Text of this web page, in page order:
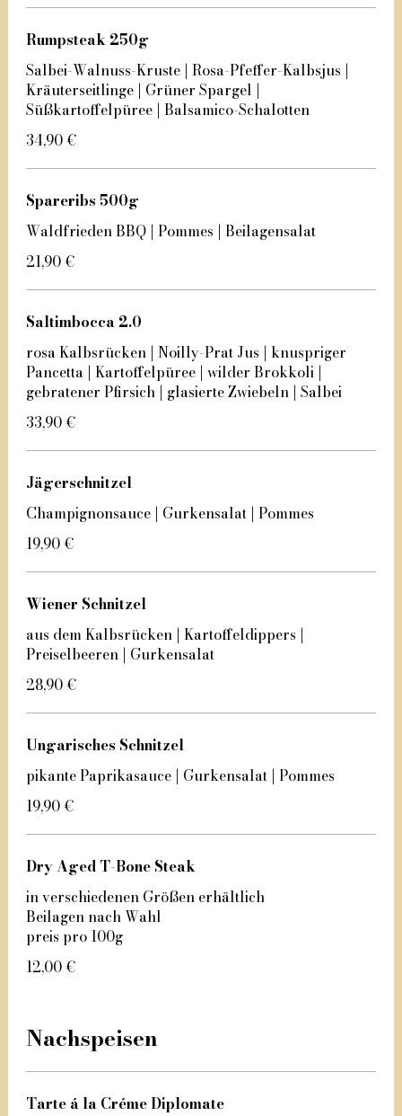
Rumpsteak 250g
Salbei-Walnuss-Kruste | Rosa-Pfeffer-Kalbsjus |
Kräuterseitlinge | Grüner Spargel |
Süßkartoffelpüree | Balsamico-Schalotten
34,90 €
Spareribs 500g
Waldfrieden BBQ | Pommes | Beilagensalat
21,90 €
Saltimbocca 2.0
rosa Kalbsrücken | Noilly-Prat Jus | knuspriger
Pancetta | Kartoffelpüree | wilder Brokkoli |
gebratener Pfirsich | glasierte Zwiebeln | Salbei
33,90 €
Jägerschnitzel
Champignonsauce | Gurkensalat | Pommes
19,90 €
Wiener Schnitzel
aus dem Kalbsrücken | Kartoffeldippers |
Preiselbeeren | Gurkensalat
28,90 €
Ungarisches Schnitzel
pikante Paprikasauce | Gurkensalat | Pommes
19,90 €
Dry Aged T-Bone Steak
in verschiedenen Größen erhältlich
Beilagen nach Wahl
preis pro 100g
12,00 €
Nachspeisen
Tarte á la Créme Diplomate